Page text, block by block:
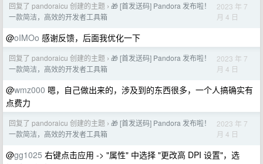
回复了 pandoraicu 创建的主题 › 🎁 [首发送码] Pandora 发布啦！
一款简洁，高效的开发者工具箱
2023 年 7
月 4 日
@oIMOo 感谢反馈，后面我优化一下
回复了 pandoraicu 创建的主题 › 🎁 [首发送码] Pandora 发布啦！
一款简洁，高效的开发者工具箱
2023 年 7
月 4 日
@wmz000 嗯，自己做出来的，涉及到的东西很多，一个人搞确实有
点费力
回复了 pandoraicu 创建的主题 › 🎁 [首发送码] Pandora 发布啦！
一款简洁，高效的开发者工具箱
2023 年 7
月 4 日
@gg1025 右键点击应用 -> "属性" 中选择 "更改高 DPI 设置"，选